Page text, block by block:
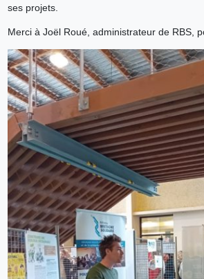
ses projets.
Merci à Joël Roué, administrateur de RBS,